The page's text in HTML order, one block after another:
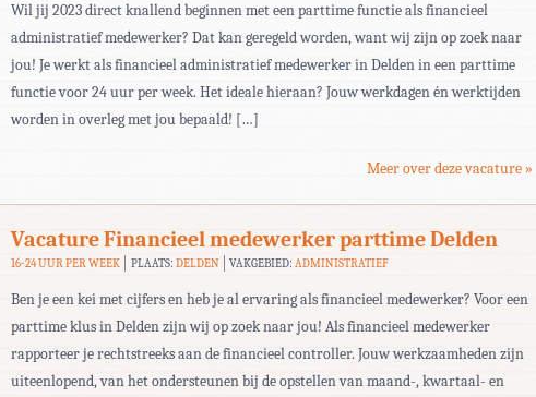
Wil jij 2023 direct knallend beginnen met een parttime functie als financieel
administratief medewerker? Dat kan geregeld worden, want wij zijn op zoek naar
jou! Je werkt als financieel administratief medewerker in Delden in een parttime
functie voor 24 uur per week. Het ideale hieraan? Jouw werkdagen én werktijden
worden in overleg met jou bepaald! […]
Meer over deze vacature »
Vacature Financieel medewerker parttime Delden
16-24 UUR PER WEEK PLAATS: DELDEN VAKGEBIED:ADMINISTRATIEF
Ben je een kei met cijfers en heb je al ervaring als financieel medewerker? Voor een
parttime klus in Delden zijn wij op zoek naar jou! Als financieel medewerker
rapporteer je rechtstreeks aan de financieel controller. Jouw werkzaamheden zijn
uiteenlopend, van het ondersteunen bij de opstellen van maand-, kwartaal- en